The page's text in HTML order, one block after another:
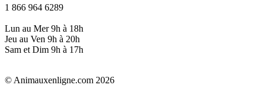
1 866 964 6289
Lun au Mer 9h à 18h
Jeu au Ven 9h à 20h
Sam et Dim 9h à 17h
© Animauxenligne.com 2026